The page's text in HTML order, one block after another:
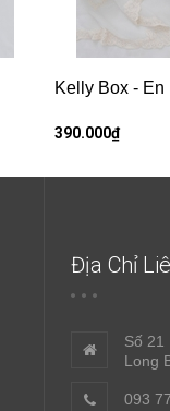
Kelly Box - En
390.000₫
Địa Chỉ
Số 21
Long
093